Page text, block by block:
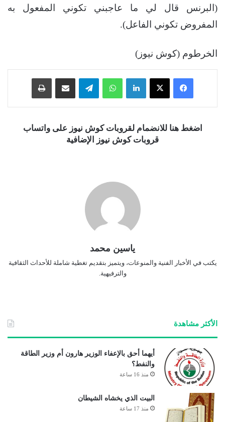
(البرنس قال لي ما عاجبني تكوني المفعول به
المفروض تكوني الفاعل).
الخرطوم (كوش نيوز)
فيسبوك ‫X لينكدإن واتساب تيلقرام
اضغط هنا للانضمام لقروبات كوش نيوز على واتساب
قروبات كوش نيوز الإضافية
ياسين محمد
يكتب في الأخبار الفنية والمنوعات، ويتميز بتقديم تغطية شاملة للأحداث الثقافية
والترفيهية.
الأكثر مشاهدة
أيهما أحق بالإعفاء الوزير هارون أم وزير الطاقة
والنفط؟
منذ 16 ساعة
البيت الذي يخشاه الشيطان
منذ 17 ساعة